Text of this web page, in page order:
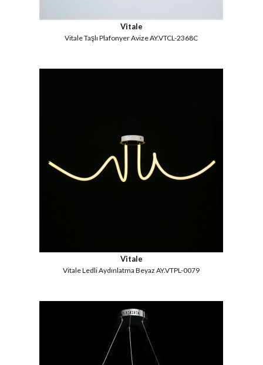
Vitale
Vitale Taşlı Plafonyer Avize AY.VTCL-2368C
Vitale
Vitale Ledli Aydınlatma Beyaz AY.VTPL-0079